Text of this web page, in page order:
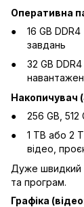
Оперативна
16 GB
завдань
32 GB
Накопичувач
256 GB, 512
1 TB або 2
відео,
Дуже швидкий
та програм.
Графіка